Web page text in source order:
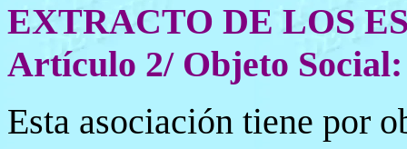
EXTRACTO DE LOS
Artículo 2/ Objeto Social:
Esta asociación tiene por